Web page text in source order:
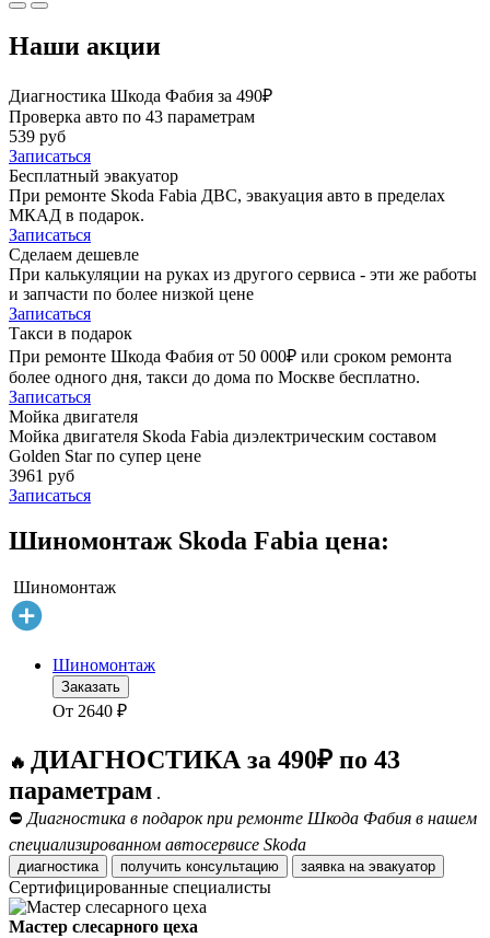
Наши акции
Диагностика Шкода Фабия за 490₽
Проверка авто по 43 параметрам
539 руб
Записаться
Бесплатный эвакуатор
При ремонте Skoda Fabia ДВС, эвакуация авто в пределах
МКАД в подарок.
Записаться
Сделаем дешевле
При калькуляции на руках из другого сервиса - эти же работы
и запчасти по более низкой цене
Записаться
Такси в подарок
При ремонте Шкода Фабия от 50 000₽ или сроком ремонта
более одного дня, такси до дома по Москве бесплатно.
Записаться
Мойка двигателя
Мойка двигателя Skoda Fabia диэлектрическим составом
Golden Star по супер цене
3961 руб
Записаться
Шиномонтаж Skoda Fabia цена:
Шиномонтаж
Шиномонтаж
Заказать
От 2640 ₽
🔥 ДИАГНОСТИКА за 490₽ по 43
параметрам .
⛔ Диагностика в подарок при ремонте Шкода Фабия в нашем
специализированном автосервисе Skoda
диагностика получить консультацию заявка на эвакуатор
Сертифицированные специалисты
Мастер слесарного цеха